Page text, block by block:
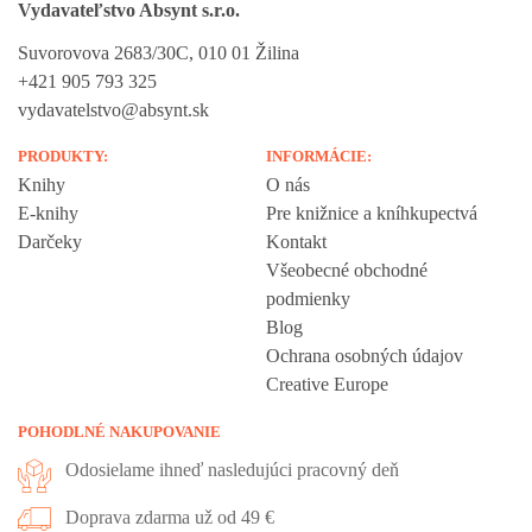
Vydavateľstvo Absynt s.r.o.
Suvorovova 2683/30C, 010 01 Žilina
+421 905 793 325
vydavatelstvo@absynt.sk
PRODUKTY:
Knihy
E-knihy
Darčeky
INFORMÁCIE:
O nás
Pre knižnice a kníhkupectvá
Kontakt
Všeobecné obchodné
podmienky
Blog
Ochrana osobných údajov
Creative Europe
POHODLNÉ NAKUPOVANIE
Odosielame ihneď nasledujúci pracovný deň
Doprava zdarma už od 49 €